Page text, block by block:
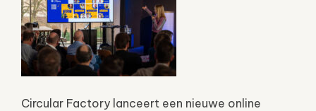
Circular Factory lanceert een nieuwe online